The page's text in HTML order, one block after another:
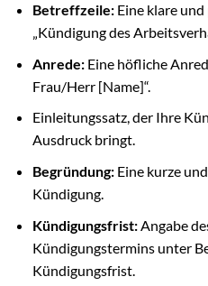
Betreffzeile:Eine klare und
„Kündigung des
Anrede:Eine höfliche
Frau/Herr [Name]“.
Einleitungssatz, der Ihre
Ausdruck bringt.
Begründung:Eine kurze
Kündigung.
Kündigungsfrist:Angabe
Kündigungstermins unter
Kündigungsfrist.